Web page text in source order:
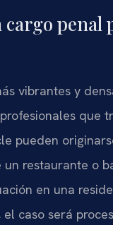
penal
vibrantes y
que
pueden
restaurante o
en una
caso será